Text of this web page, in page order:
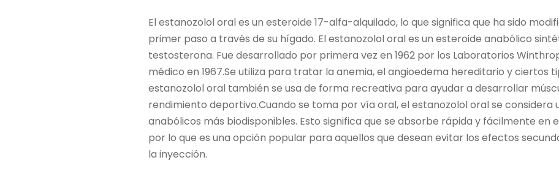
El estanozolol oral es un esteroide 17-alfa-alquilado, lo que significa que ha sido
primer paso a través de su hígado. El estanozolol oral es un esteroide anabólico
testosterona. Fue desarrollado por primera vez en 1962 por los Laboratorios
médico en 1967.Se utiliza para tratar la anemia, el angioedema hereditario y ciertos
estanozolol oral también se usa de forma recreativa para ayudar a desarrollar
rendimiento deportivo.Cuando se toma por vía oral, el estanozolol oral se considera
anabólicos más biodisponibles. Esto significa que se absorbe rápida y fácilmente en
por lo que es una opción popular para aquellos que desean evitar los efectos
la inyección.